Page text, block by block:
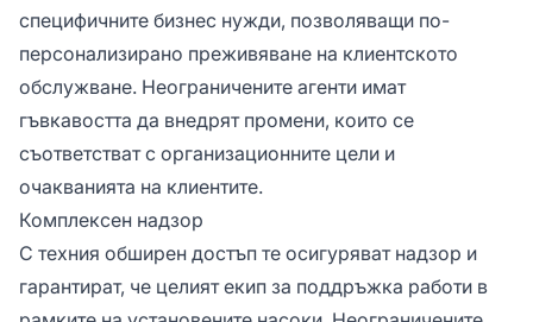
специфичните бизнес нужди, позволяващи по-
персонализирано преживяване на клиентското
обслужване. Неограничените агенти имат
гъвкавостта да внедрят промени, които се
съответстват с организационните цели и
очакванията на клиентите.
Комплексен надзор
С техния обширен достъп те осигуряват надзор и
гарантират, че целият екип за поддръжка работи в